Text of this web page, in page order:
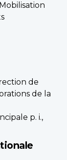
de
de la
p. i.,